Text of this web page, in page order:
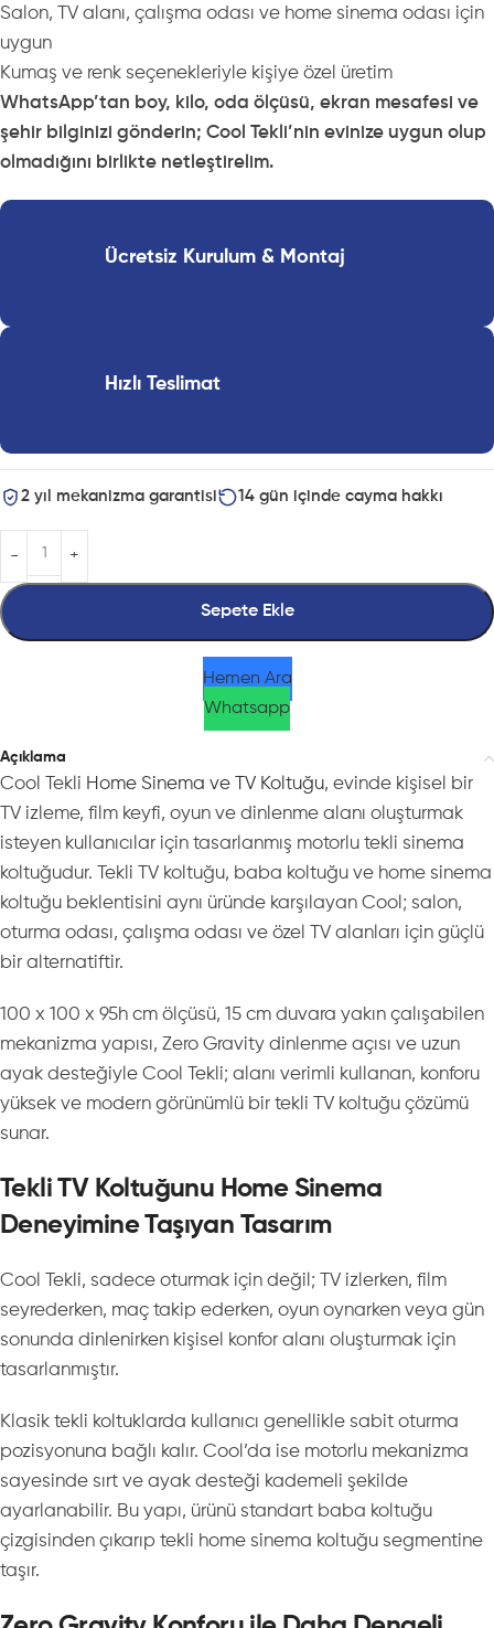
Salon, TV alanı, çalışma odası ve home sinema odası için
uygun
Kumaş ve renk seçenekleriyle kişiye özel üretim
WhatsApp’tan boy, kilo, oda ölçüsü, ekran mesafesi ve
şehir bilginizi gönderin; Cool Tekli’nin evinize uygun olup
olmadığını birlikte netleştirelim.
Ücretsiz Kurulum & Montaj
Hızlı Teslimat
2 yıl mekanizma garantisi 14 gün içinde cayma hakkı
Sepete Ekle
Hemen Ara
Whatsapp
Açıklama
Cool Tekli Home Sinema ve TV Koltuğu, evinde kişisel bir
TV izleme, film keyfi, oyun ve dinlenme alanı oluşturmak
isteyen kullanıcılar için tasarlanmış motorlu tekli sinema
koltuğudur. Tekli TV koltuğu, baba koltuğu ve home sinema
koltuğu beklentisini aynı üründe karşılayan Cool; salon,
oturma odası, çalışma odası ve özel TV alanları için güçlü
bir alternatiftir.
100 x 100 x 95h cm ölçüsü, 15 cm duvara yakın çalışabilen
mekanizma yapısı, Zero Gravity dinlenme açısı ve uzun
ayak desteğiyle Cool Tekli; alanı verimli kullanan, konforu
yüksek ve modern görünümlü bir tekli TV koltuğu çözümü
sunar.
Tekli TV Koltuğunu Home Sinema
Deneyimine Taşıyan Tasarım
Cool Tekli, sadece oturmak için değil; TV izlerken, film
seyrederken, maç takip ederken, oyun oynarken veya gün
sonunda dinlenirken kişisel konfor alanı oluşturmak için
tasarlanmıştır.
Klasik tekli koltuklarda kullanıcı genellikle sabit oturma
pozisyonuna bağlı kalır. Cool’da ise motorlu mekanizma
sayesinde sırt ve ayak desteği kademeli şekilde
ayarlanabilir. Bu yapı, ürünü standart baba koltuğu
çizgisinden çıkarıp tekli home sinema koltuğu segmentine
taşır.